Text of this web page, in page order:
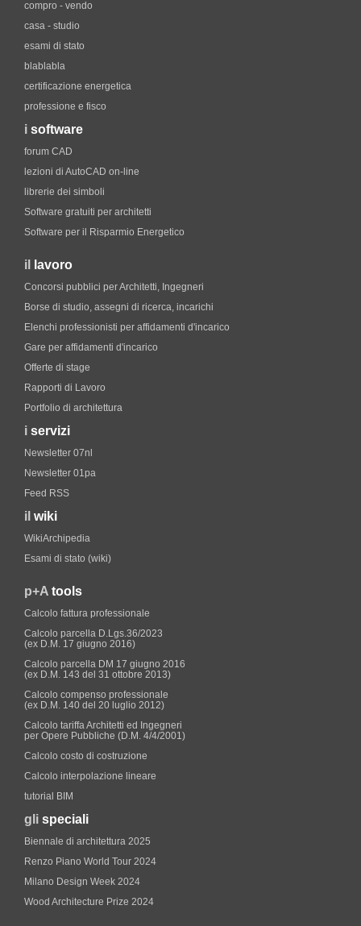
compro - vendo
casa - studio
esami di stato
blablabla
certificazione energetica
professione e fisco
i software
forum CAD
lezioni di AutoCAD on-line
librerie dei simboli
Software gratuiti per architetti
Software per il Risparmio Energetico
il lavoro
Concorsi pubblici per Architetti, Ingegneri
Borse di studio, assegni di ricerca, incarichi
Elenchi professionisti per affidamenti d'incarico
Gare per affidamenti d'incarico
Offerte di stage
Rapporti di Lavoro
Portfolio di architettura
i servizi
Newsletter 07nl
Newsletter 01pa
Feed RSS
il wiki
WikiArchipedia
Esami di stato (wiki)
p+A tools
Calcolo fattura professionale
Calcolo parcella D.Lgs.36/2023
(ex D.M. 17 giugno 2016)
Calcolo parcella DM 17 giugno 2016
(ex D.M. 143 del 31 ottobre 2013)
Calcolo compenso professionale
(ex D.M. 140 del 20 luglio 2012)
Calcolo tariffa Architetti ed Ingegneri
per Opere Pubbliche (D.M. 4/4/2001)
Calcolo costo di costruzione
Calcolo interpolazione lineare
tutorial BIM
gli speciali
Biennale di architettura 2025
Renzo Piano World Tour 2024
Milano Design Week 2024
Wood Architecture Prize 2024